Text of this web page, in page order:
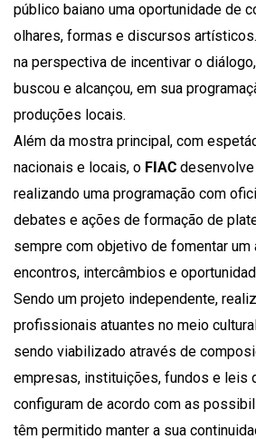
público baiano uma oportunidade de
olhares, formas e discursos
na perspectiva de incentivar o
buscou e alcançou, em sua
produções locais.
Além da mostra principal, com
nacionais e locais, o FIAC
realizando uma programação com
debates e ações de formação de
sempre com objetivo de fomentar um
encontros, intercâmbios e
Sendo um projeto independente,
profissionais atuantes no meio
sendo viabilizado através de
empresas, instituições, fundos e leis
configuram de acordo com as
têm permitido manter a sua